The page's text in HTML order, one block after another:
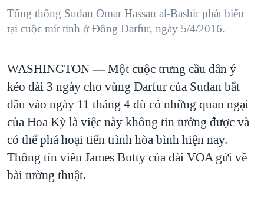
SỨC KHOẺ
VĂN HOÁ
TRỊNH VĨNH BÌNH - NGƯỜI HẠ 'BÊN THẮNG CUỘC'
CHI PHÍ CHIẾN TRANH AFGHANISTAN
CÁC GIÁ TRỊ CỘNG HÒA Ở VIỆT NAM
THƯỢNG ĐỈNH TRUMP-KIM TẠI VIỆT NAM
TRỊNH VĨNH BÌNH VS. CHÍNH PHỦ VIỆT NAM
NGƯ DÂN VIỆT VÀ LÀN SÓNG TRỘM HẢI SÂM
BÊN KIA QUỐC LỘ: TIẾNG VỌNG TỪ NÔNG THÔN MỸ
Ngôn ngữ khác
Tổng thống Sudan Omar Hassan al-Bashir phát biểu
tại cuộc mít tinh ở Đông Darfur, ngày 5/4/2016.
WASHINGTON —Một cuộc trưng cầu dân ý
kéo dài 3 ngày cho vùng Darfur của Sudan bắt
đầu vào ngày 11 tháng 4 dù có những quan ngại
của Hoa Kỳ là việc này không tin tưởng được và
có thể phá hoại tiến trình hòa bình hiện nay.
Thông tín viên James Butty của đài VOA gửi về
bài tường thuật.